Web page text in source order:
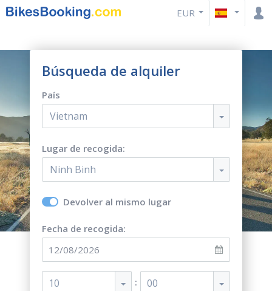
EUR
Búsqueda de alquiler
País
Vietnam
Lugar de recogida:
Ninh Binh
Devolver al mismo lugar
Fecha de recogida:
10 : 00